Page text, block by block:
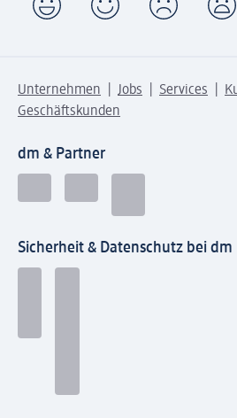
Unternehmen Jobs Services
Geschäftskunden
dm & Partner
Sicherheit & Datenschutz bei dm